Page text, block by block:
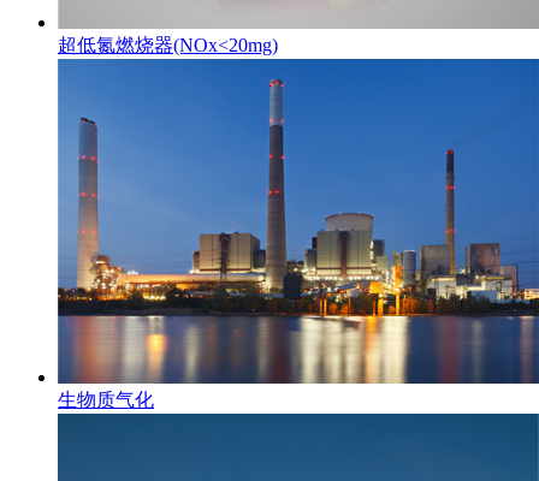
超低氮燃烧器(NOx<20mg)
生物质气化